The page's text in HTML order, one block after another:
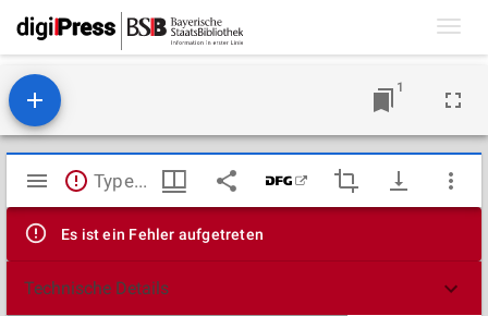
1
Mirador
Viewer
TypeError: Failed to fetch
Es ist ein Fehler aufgetreten
Technische Details